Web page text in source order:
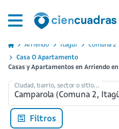
Arriendo Itagui Comuna 2
Casa O Apartamento
Casas y Apartamentos en Arriendo
Ciudad, barrio, sector o sitio...
Filtros